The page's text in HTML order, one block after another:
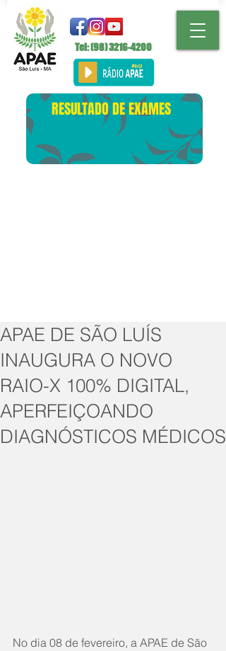
Tel: (98)3216-4200
RESULTADO DE EXAMES
APAE DE SÃO LUÍS
INAUGURA O NOVO
RAIO-X 100% DIGITAL,
APERFEIÇOANDO
DIAGNÓSTICOS MÉDICOS
No dia 08 de fevereiro, a APAE de São